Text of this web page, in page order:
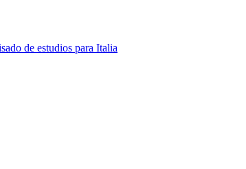
de estudios para Italia